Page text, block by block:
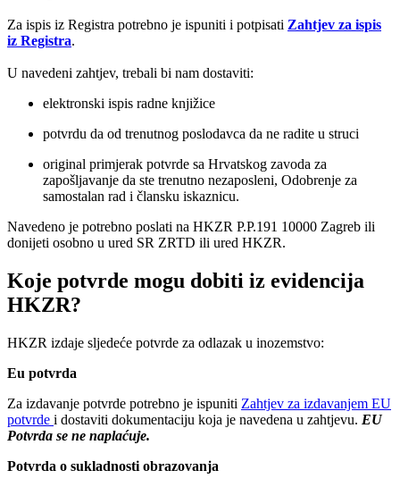
Za ispis iz Registra potrebno je ispuniti i potpisati Zahtjev za ispis
iz Registra.
U navedeni zahtjev, trebali bi nam dostaviti:
elektronski ispis radne knjižice
potvrdu da od trenutnog poslodavca da ne radite u struci
original primjerak potvrde sa Hrvatskog zavoda za
zapošljavanje da ste trenutno nezaposleni, Odobrenje za
samostalan rad i člansku iskaznicu.
Navedeno je potrebno poslati na HKZR P.P.191 10000 Zagreb ili
donijeti osobno u ured SR ZRTD ili ured HKZR.
Koje potvrde mogu dobiti iz evidencija
HKZR?
HKZR izdaje sljedeće potvrde za odlazak u inozemstvo:
Eu potvrda
Za izdavanje potvrde potrebno je ispuniti Zahtjev za izdavanjem EU
potvrde i dostaviti dokumentaciju koja je navedena u zahtjevu. EU
Potvrda se ne naplaćuje.
Potvrda o sukladnosti obrazovanja